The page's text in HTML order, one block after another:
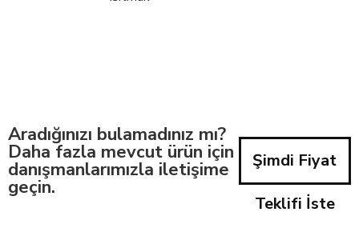
Aradığınızı bulamadınız mı?
Daha fazla mevcut ürün için
danışmanlarımızla iletişime
geçin.
Şimdi Fiyat
Teklifi İste